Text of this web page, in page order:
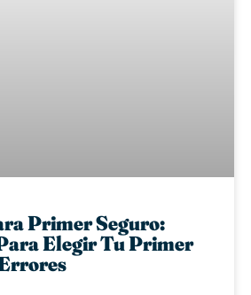
Primer Seguro:
Elegir Tu Primer